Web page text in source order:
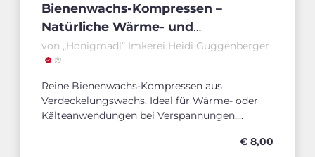
Bienenwachs-Kompressen –
Natürliche Wärme- und
Kälteauflage
von „Honigmadl“ Imkerei Heidi Guggenberger
Reine Bienenwachs-Kompressen aus
Verdeckelungswachs. Ideal für Wärme- oder
Kälteanwendungen bei Verspannungen,
€ 8,00